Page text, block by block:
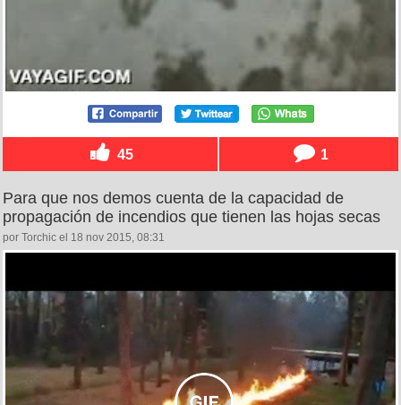
45 1
Para que nos demos cuenta de la capacidad de
propagación de incendios que tienen las hojas secas
por Torchic el 18 nov 2015, 08:31